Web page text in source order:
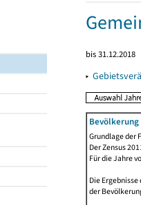
bis 31.12.2018
▸
Grundlage der
Der Zensus
Für die Jahre
Die
der